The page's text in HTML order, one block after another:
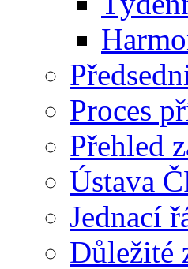
Proces
Přehled
Ústava
Jednací
Důležité